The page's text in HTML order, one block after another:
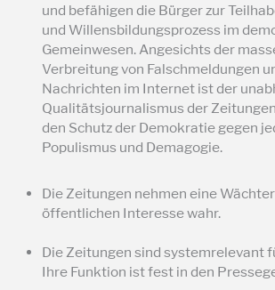
und befähigen die Bürger zur
und Willensbildungsprozess im
Gemeinwesen. Angesichts der
Verbreitung von Falschmeldungen
Nachrichten im Internet ist der
Qualitätsjournalismus der
den Schutz der Demokratie gegen
Populismus und Demagogie.
Die Zeitungen nehmen eine
öffentlichen Interesse wahr.
Die Zeitungen sind systemrelevant
Ihre Funktion ist fest in den